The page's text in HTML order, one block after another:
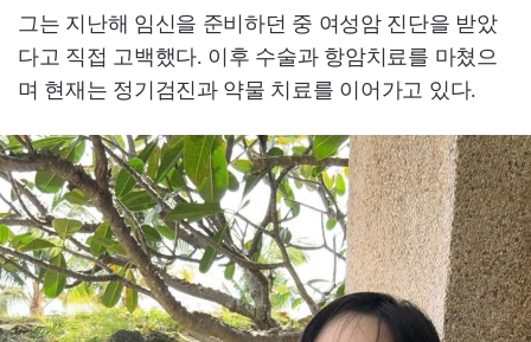
그는 지난해 임신을 준비하던 중 여성암 진단을 받았
다고 직접 고백했다. 이후 수술과 항암치료를 마쳤으
며 현재는 정기검진과 약물 치료를 이어가고 있다.